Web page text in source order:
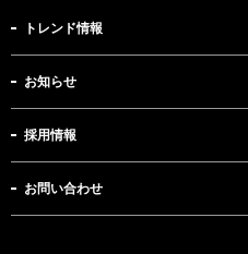
トレンド情報
お知らせ
採用情報
お問い合わせ